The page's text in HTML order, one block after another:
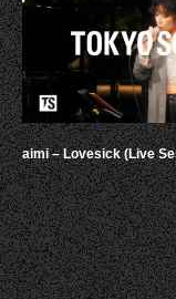
aimi – Lovesick (Live